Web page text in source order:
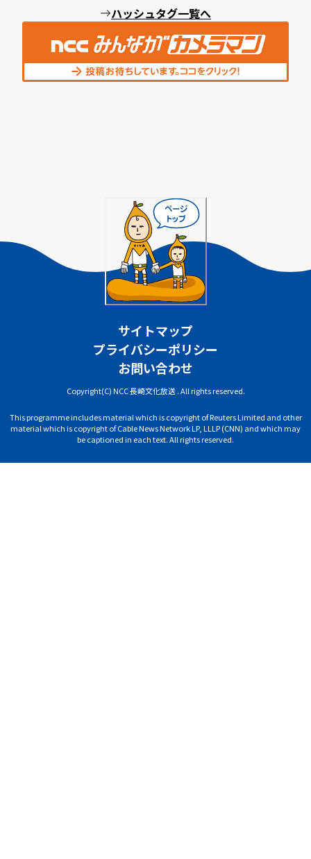
ハッシュタグ一覧へ
サイトマップ
プライバシーポリシー
お問い合わせ
Copyright(C) NCC 長崎文化放送 . All rights reserved.
This programme includes material which is copyright of Reuters Limited and other
material which is copyright of Cable News Network LP, LLLP (CNN) and which may
be captioned in each text. All rights reserved.